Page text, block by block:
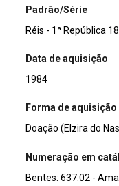
Padrão/Série
Réis - 1ª República
Data de aquisição
1984
Forma de aquisição
Doação (Elzira do
Numeração em
Bentes: 637.02 -